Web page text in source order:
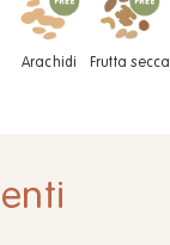
Arachidi Frutta secca